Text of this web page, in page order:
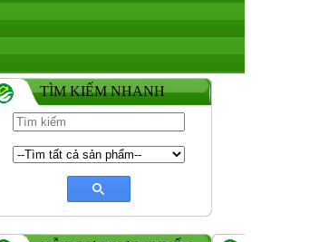
TÌM KIẾM NHANH